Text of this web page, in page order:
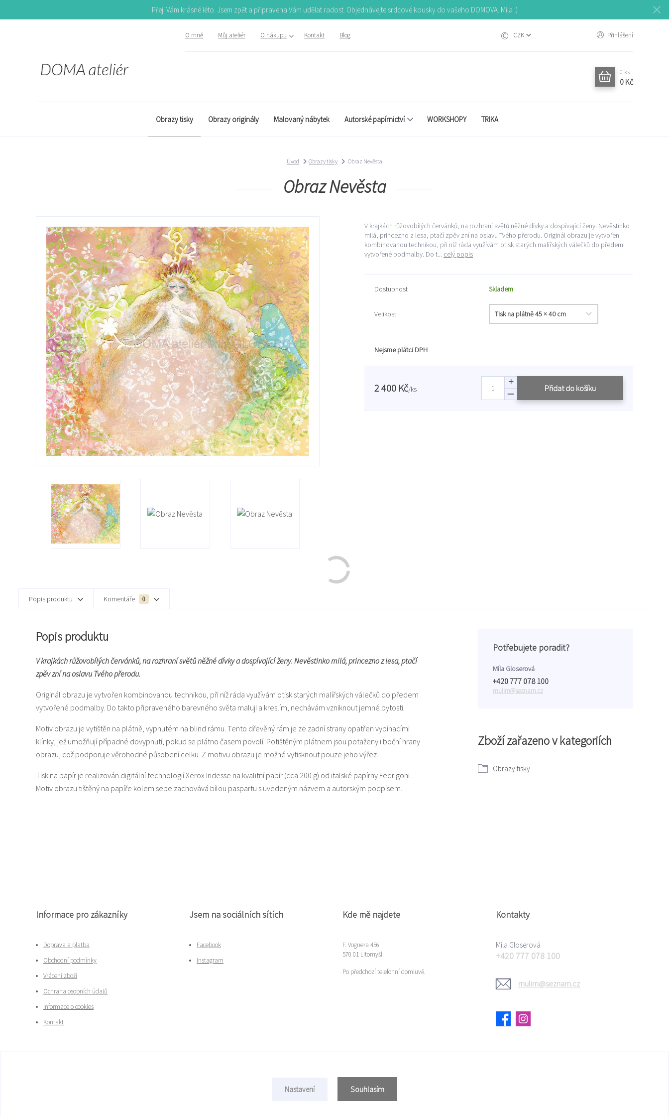
Přeji Vám krásné léto. Jsem zpět a připravena Vám udělat radost. Objednávejte srdcové kousky do vašeho DOMOVA. Míla :)
O mně Můj ateliér O nákupu Kontakt Blog CZK Přihlášení
0 ks
0 Kč
Obrazy tisky Obrazy originály Malovaný nábytek Autorské papírnictví WORKSHOPY TRIKA
Úvod Obrazy tisky Obraz Nevěsta
Obraz Nevěsta
V krajkách růžovobílých červánků, na rozhraní světů něžné dívky a dospívající ženy. Nevěstinko
milá, princezno z lesa, ptačí zpěv zní na oslavu Tvého přerodu. Originál obrazu je vytvořen
kombinovanou technikou, při níž ráda využívám otisk starých malířských válečků do předem
vytvořené podmalby. Do t... celý popis
Dostupnost Skladem
Velikost
Nejsme plátci DPH
2 400 Kč/ks Přidat do košíku
Popis produktu Komentáře 0
Popis produktu
V krajkách růžovobílých červánků, na rozhraní světů něžné dívky a dospívající ženy. Nevěstinko milá, princezno z lesa, ptačí
zpěv zní na oslavu Tvého přerodu.
Originál obrazu je vytvořen kombinovanou technikou, při níž ráda využívám otisk starých malířských válečků do předem
vytvořené podmalby. Do takto připraveného barevného světa maluji a kreslím, nechávám vzniknout jemné bytosti.
Motiv obrazu je vytištěn na plátně, vypnutém na blind rámu. Tento dřevěný rám je ze zadní strany opatřen vypínacími
klínky, jež umožňují případné dovypnutí, pokud se plátno časem povolí. Potištěným plátnem jsou potaženy i boční hrany
obrazu, což podporuje věrohodné působení celku. Z motivu obrazu je možné vytisknout pouze jeho výřez.
Tisk na papír je realizován digitální technologií Xerox Iridesse na kvalitní papír (cca 200 g) od italské papírny Fedrigoni.
Motiv obrazu tištěný na papíře kolem sebe zachovává bílou paspartu s uvedeným názvem a autorským podpisem.
Zboží zařazeno v kategoriích
Obrazy tisky
Potřebujete poradit?
Míla Gloserová
+420 777 078 100
mulim@seznam.cz
Informace pro zákazníky
Doprava a platba
Obchodní podmínky
Vrácení zboží
Ochrana osobních údajů
Informace o cookies
Kontakt
Jsem na sociálních sítích
Facebook
Instagram
Kde mě najdete
F. Vognera 456
570 01 Litomyšl
Po předchozí telefonní domluvě.
Kontakty
Míla Gloserová
+420 777 078 100
mulim@seznam.cz
Nastavení Souhlasím